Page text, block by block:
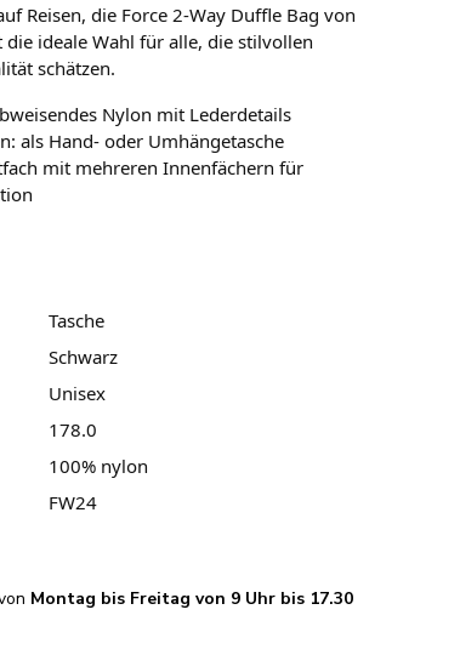
Reisen, die Force 2-Way Duffle Bag von
die ideale Wahl für alle, die stilvollen
schätzen.
Nylon mit Lederdetails
als Hand- oder Umhängetasche
mit mehreren Innenfächern für
Tasche
Schwarz
Unisex
178.0
100% nylon
FW24
Montag bis Freitag von 9 Uhr bis 17.30